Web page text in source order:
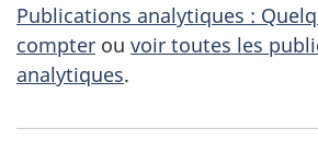
Publications analytiques :
compter ou voir toutes les
analytiques.